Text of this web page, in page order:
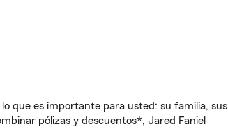
que es importante para usted: su familia, sus
pólizas y descuentos*, Jared Faniel